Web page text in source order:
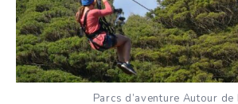
Parcs d’aventure Autour de